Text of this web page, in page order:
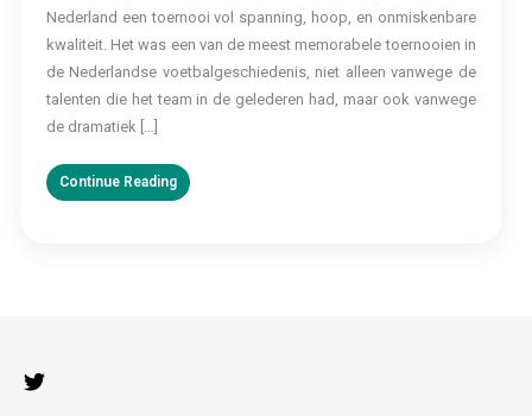
Nederland een toernooi vol spanning, hoop, en onmiskenbare
kwaliteit. Het was een van de meest memorabele toernooien in
de Nederlandse voetbalgeschiedenis, niet alleen vanwege de
talenten die het team in de gelederen had, maar ook vanwege
de dramatiek […]
Continue Reading